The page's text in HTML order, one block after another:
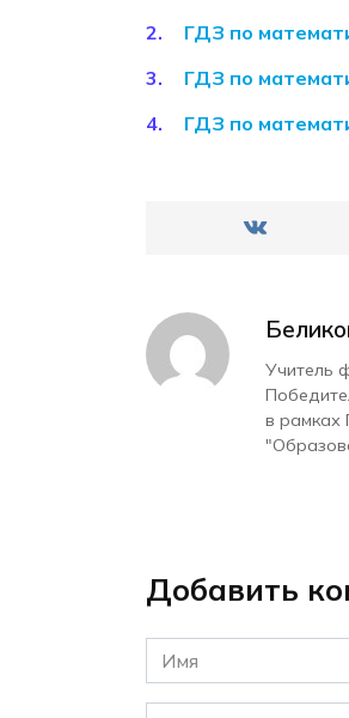
ГДЗ по
ГДЗ по
ГДЗ по
Учитель
в рамках
Добавить
Имя
*